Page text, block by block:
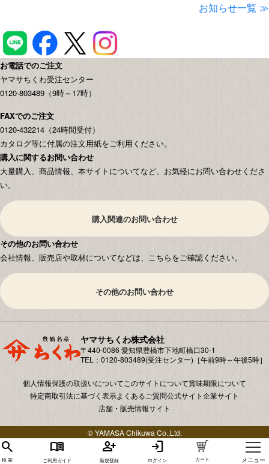
search
検 索
menu_book
ご利用ガイド
person_add
新規登録
login
ログイン カート メニュー
お知らせ一覧
お電話でのご注文
ヤマサちくわ受注センター
0120-803489（9時～17時）
FAXでのご注文
0120-432214（24時間受付）
カタログ等に付属の注文用紙をご利用ください。
購入に関するお問い合わせ
大量購入、商品情報、本サイトについてなど、お気軽にお問い合わせくださ
い。
購入関連のお問い合わせ
その他のお問い合わせ
会社情報、販売店や取材についてなどは、こちらをご確認ください。
その他のお問い合わせ
ヤマサちくわ株式会社
〒440-0086 愛知県豊橋市下地町橋⼝30-1
TEL：0120-803489(受注センター)［午前9時～午後5時］
個人情報保護の取扱いについて このサイトについて賞味期限について
特定商取引法に基づく表示よくあるご質問公式サイト企業サイト
店舗・販売情報サイト
© YAMASA Chikuwa Co.,Ltd.